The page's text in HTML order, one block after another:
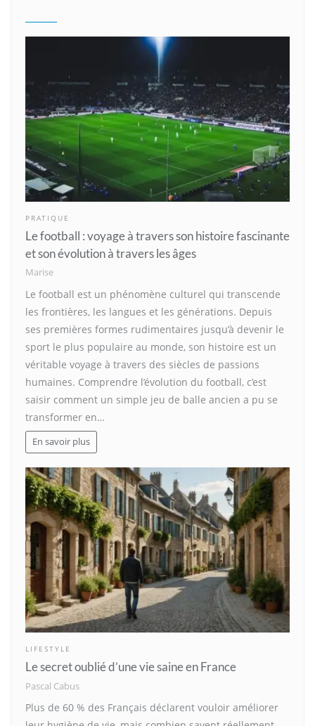
PRATIQUE
Le football : voyage à travers son histoire fascinante
et son évolution à travers les âges
Marise
Le football est un phénomène culturel qui transcende
les frontières, les langues et les générations. Depuis
ses premières formes rudimentaires jusqu’à devenir le
sport le plus populaire au monde, son histoire est un
véritable voyage à travers des siècles de passions
humaines. Comprendre l’évolution du football, c’est
saisir comment un simple jeu de balle ancien a pu se
transformer en…
En savoir plus
LIFESTYLE
Le secret oublié d’une vie saine en France
Pascal Cabus
Plus de 60 % des Français déclarent vouloir améliorer